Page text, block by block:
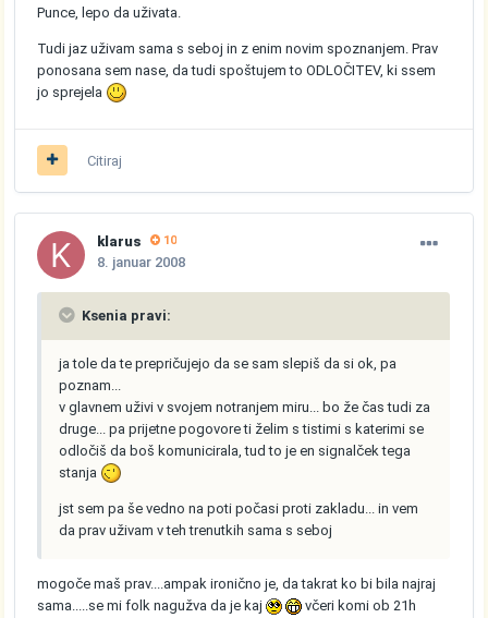
Punce, lepo da uživata.
Tudi jaz uživam sama s seboj in z enim novim spoznanjem. Prav
ponosana sem nase, da tudi spoštujem to ODLOČITEV, ki ssem
jo sprejela
Citiraj
klarus 10
8. januar 2008
Ksenia pravi:
ja tole da te prepričujejo da se sam slepiš da si ok, pa
poznam...
v glavnem uživi v svojem notranjem miru... bo že čas tudi za
druge... pa prijetne pogovore ti želim s tistimi s katerimi se
odločiš da boš komunicirala, tud to je en signalček tega
stanja
jst sem pa še vedno na poti počasi proti zakladu... in vem
da prav uživam v teh trenutkih sama s seboj
mogoče maš prav....ampak ironično je, da takrat ko bi bila najraj
sama.....se mi folk nagužva da je kaj
včeri komi ob 21h